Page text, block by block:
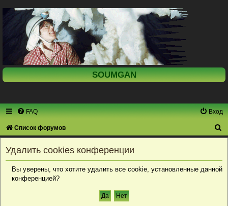
SOUMGAN
FAQ Вход
Список форумов
Удалить cookies конференции
Вы уверены, что хотите удалить все cookie, установленные данной
конференцией?